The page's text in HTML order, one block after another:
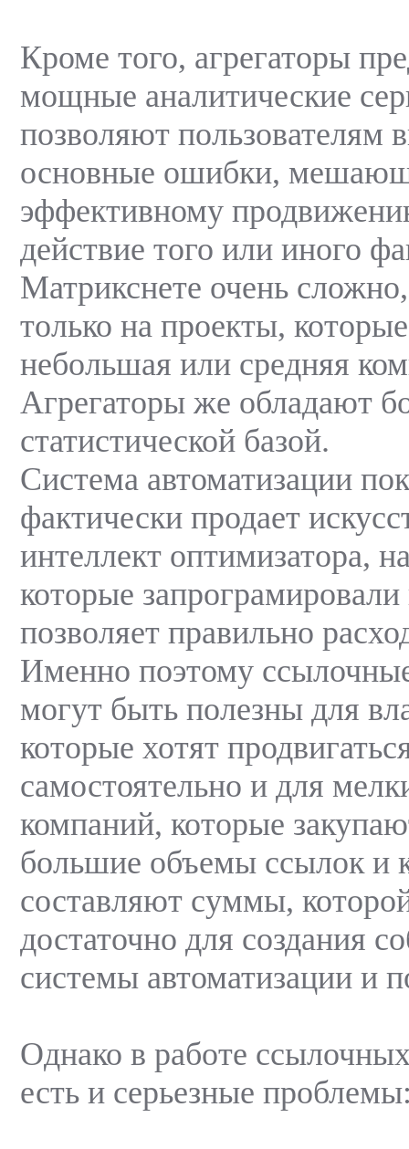
Кроме того, агрегаторы
мощные аналитические
позволяют пользователям
основные ошибки,
эффективному
действие того или иного
Матрикснете очень
только на проекты,
небольшая или средняя
Агрегаторы же обладают
статистической базой.
Система автоматизации
фактически продает
интеллект оптимизатора,
которые запрограмировали
позволяет правильно
Именно поэтому
могут быть полезны для
которые хотят
самостоятельно и для
компаний, которые
большие объемы ссылок и
составляют суммы,
достаточно для создания
системы автоматизации и
Однако в работе
есть и серьезные